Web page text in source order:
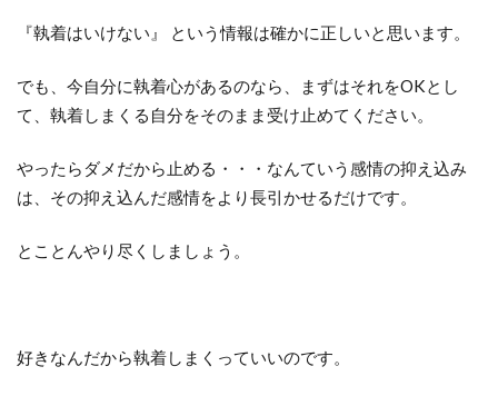
『執着はいけない』 という情報は確かに正しいと思います。
でも、今自分に執着心があるのなら、まずはそれをOKとし
て、執着しまくる自分をそのまま受け止めてください。
やったらダメだから止める・・・なんていう感情の抑え込み
は、その抑え込んだ感情をより長引かせるだけです。
とことんやり尽くしましょう。
好きなんだから執着しまくっていいのです。